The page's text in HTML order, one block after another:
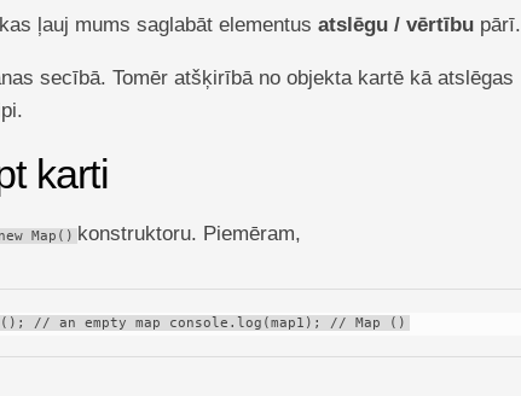
ļauj mums saglabāt elementus atslēgu / vērtībupārī.
secībā. Tomēr atšķirībā no objekta kartē kā atslēgas
karti
new Map() konstruktoru. Piemēram,
// an empty map console.log(map1); // Map ()